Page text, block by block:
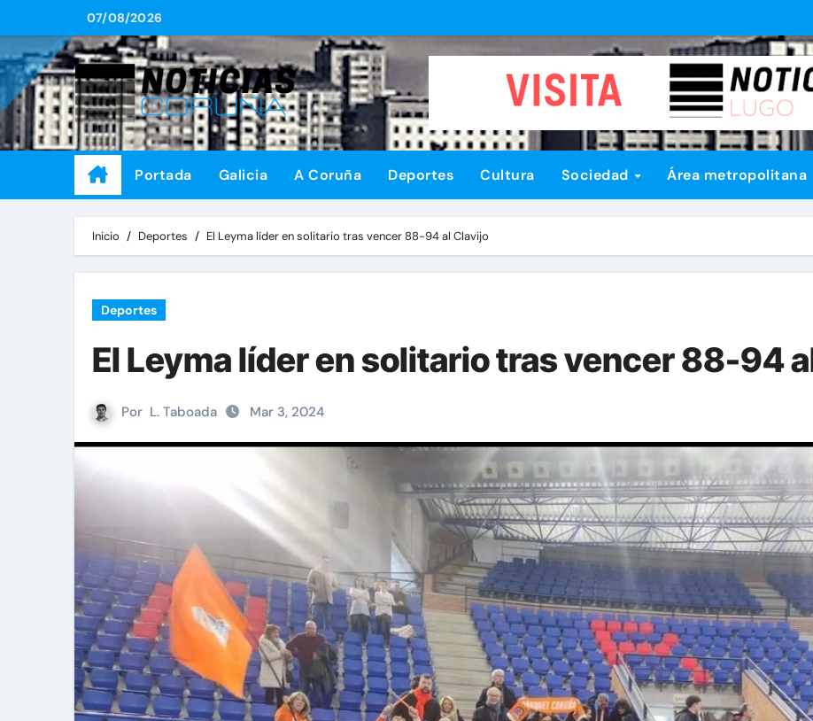
al
contenido
07/08/2026
Portada Galicia A Coruña Deportes Cultura Sociedad Área metropolitana
Inicio Deportes El Leyma líder en solitario tras vencer 88-94 al Clavijo
Deportes
El Leyma líder en solitario tras vencer 88-94
Por L. Taboada Mar 3, 2024